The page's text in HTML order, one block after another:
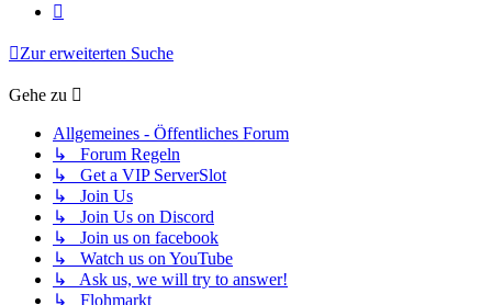
Zur erweiterten Suche
Gehe zu
Allgemeines - Öffentliches Forum
↳ Forum Regeln
↳ Get a VIP ServerSlot
↳ Join Us
↳ Join Us on Discord
↳ Join us on facebook
↳ Watch us on YouTube
↳ Ask us, we will try to answer!
↳ Flohmarkt